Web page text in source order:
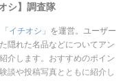
シ】調査隊
イチオシ」 を運営。ユーザー
隠れた名品などについてアン
介します。おすすめのポイン
談や投稿写真とともに紹介し